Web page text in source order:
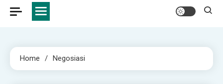
Home Negosiasi